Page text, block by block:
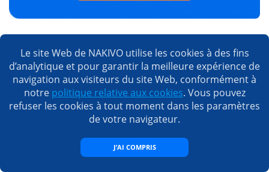
Les gens qui ont consulté cet
article ont également lu
Le site Web de NAKIVO utilise les cookies à des fins
d’analytique et pour garantir la meilleure expérience de
navigation aux visiteurs du site Web, conformément à
notre politique relative aux cookies. Vous pouvez
refuser les cookies à tout moment dans les paramètres
de votre navigateur.
J’AI COMPRIS